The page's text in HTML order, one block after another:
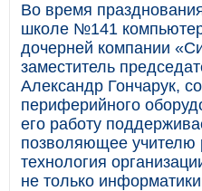
Во время
школе №141
дочерней компании
заместитель
Александр Гончарук,
периферийного
его работу
позволяющее учителю
технология
не только